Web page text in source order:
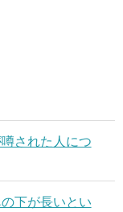
された人につ
下が長いとい